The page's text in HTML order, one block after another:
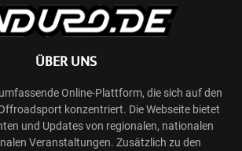
ÜBER UNS
Online-Plattform, die sich auf den
konzentriert. Die Webseite bietet
und Updates von regionalen, nationalen
Veranstaltungen. Zusätzlich zu den